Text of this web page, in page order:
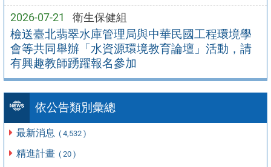
2026-07-21 衛生保健組
檢送臺北翡翠水庫管理局與中華民國工程環境學
會等共同舉辦「水資源環境教育論壇」活動，請
有興趣教師踴躍報名參加
依公告類別彙總
最新消息 ( 4,532 )
精進計畫 ( 20 )